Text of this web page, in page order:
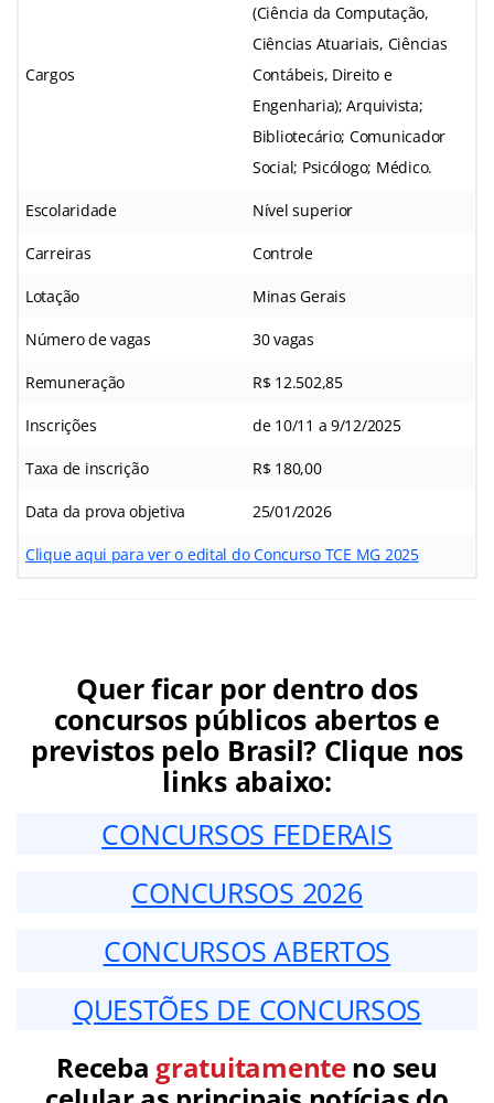
Cargos
(Ciência da Computação,
Ciências Atuariais, Ciências
Contábeis, Direito e
Engenharia); Arquivista;
Bibliotecário; Comunicador
Social; Psicólogo; Médico.
Escolaridade Nível superior
Carreiras Controle
Lotação Minas Gerais
Número de vagas 30 vagas
Remuneração R$ 12.502,85
Inscrições de 10/11 a 9/12/2025
Taxa de inscrição R$ 180,00
Data da prova objetiva 25/01/2026
Clique aqui para ver o edital do Concurso TCE MG 2025
Quer ficar por dentro dos
concursos públicos abertos e
previstos pelo Brasil? Clique nos
links abaixo:
CONCURSOS FEDERAIS
CONCURSOS 2026
CONCURSOS ABERTOS
QUESTÕES DE CONCURSOS
Receba gratuitamenteno seu